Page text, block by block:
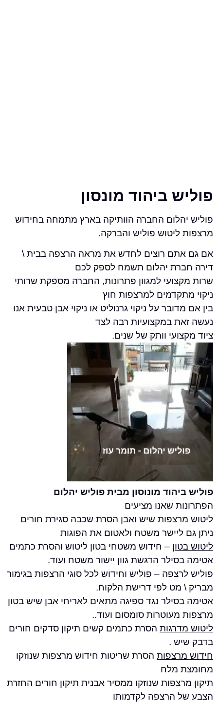
ביהוד מונסון
החברה הוותיקה בארץ מתמחה בחידוש
פוליש והברקה.
רוצים לחדש את מראה הרצפה בבית \
יהלום תשמח לספק לכם
למגוון פתרונות, החברה מספקת שרותי
למרצפות חוץ
על ניקוי גרנוליט או ניקוי אבן טבעית אנו
במקצועיות רבה לצד
וותק של שנים.
מונוסון מבית פוליש יהלום
שאנו מציעים
שיש ואבן הסרת שכבה סגירת חורים
ליישר משטח ולאטום את הפוגות
– חידוש משטחי בטון ליטוש והסרת כתמים
הדגשת גוון יישור משטח ועוד.
– פוליש וחידוש לכל סוגי הרצפות בגימור
לפי דרישת הלקוח.
נגד ספיגה מתאים לאריחי אבן שיש בטון
סומסום ועוד..
הסרת כתמים קשים תיקון סדקים חורים
.
הסרת שריטות חידוש מרצפות שנוזקו
מלח
שנוזקו ממסיר אבנית תיקון חורים החזרת
הרצפה לקדמותו